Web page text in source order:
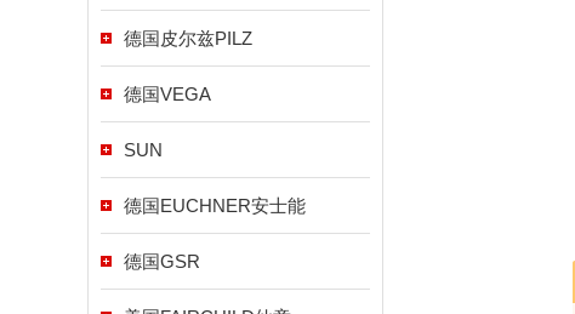
德国皮尔兹PILZ
德国VEGA
SUN
德国EUCHNER安士能
德国GSR